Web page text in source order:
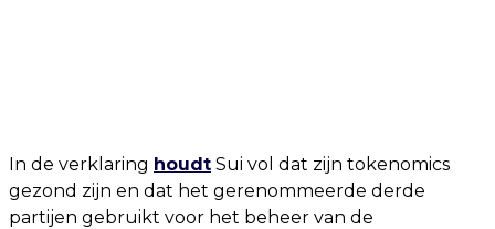
In de verklaring houdt Sui vol dat zijn tokenomics
gezond zijn en dat het gerenommeerde derde
partijen gebruikt voor het beheer van de